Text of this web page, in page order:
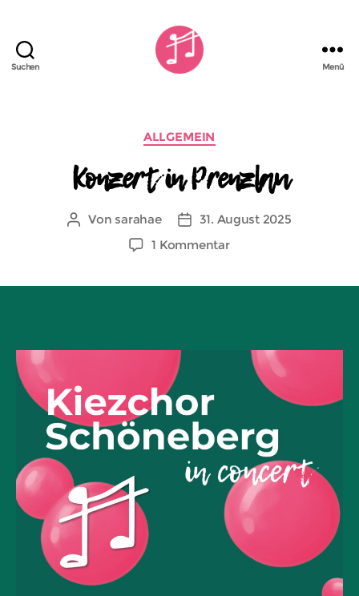
Suchen Menü
Kategorien
ALLGEMEIN
Konzert in Prenzlau
Beitragsautor
Vonsarahae Veröffentlichungsdatum
31. August 2025
1 Kommentarzu